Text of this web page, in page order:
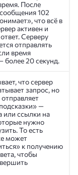
После
102
что всё в
активен и
Серверу
отправлять
время
более 20 секунд.
что сервер
запрос, но
отправляет
—
или ссылки на
нужно
То есть
может
к получению
чтобы